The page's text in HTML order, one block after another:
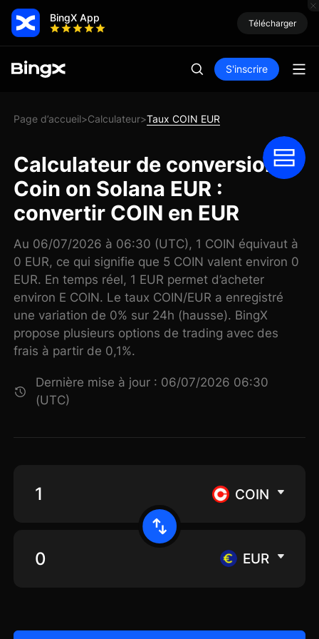
BingX App Télécharger
S'inscrire
Page d’accueil>Calculateur>Taux COIN EUR
Calculateur de conversion
Coin on Solana EUR :
convertir COIN en EUR
Au 06/07/2026 à 06:30 (UTC), 1 COIN équivaut à
0 EUR, ce qui signifie que 5 COIN valent environ 0
EUR. En temps réel, 1 EUR permet d’acheter
environ E COIN. Le taux COIN/EUR a enregistré
une variation de 0% sur 24h (hausse). BingX
propose plusieurs options de trading avec des
frais à partir de 0,1%.
Dernière mise à jour : 06/07/2026 06:30
(UTC)
COIN
EUR